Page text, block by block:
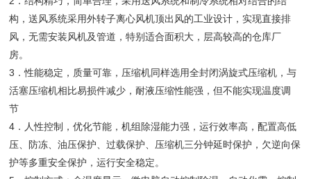
构，送风系统采用外转子离心风机顶出风的工业设计，实现直接排
风，无需安装风机及管道，特别适合面积大，层高较高的仓库厂
房。
3．性能稳定，质量可靠，压缩机同样选用全封闭涡旋式压缩机，与
活塞压缩机相比易损件减少，耐液压缩性能强，但不能实现温度调
节
4．人性控制，优化节能，机组除湿能力强，运行效率高，配置高低
压、防冻、油压保护、过载保护、压缩机三分钟延时保护，欠逆向保
护等多重安全保护，运行安全稳定。